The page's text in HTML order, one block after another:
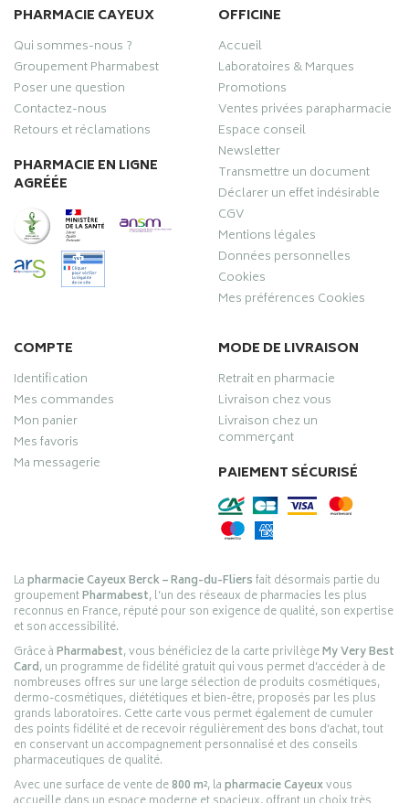
PHARMACIE CAYEUX
Qui sommes-nous ?
Groupement Pharmabest
Poser une question
Contactez-nous
Retours et réclamations
PHARMACIE EN LIGNE
AGRÉÉE
OFFICINE
Accueil
Laboratoires & Marques
Promotions
Ventes privées parapharmacie
Espace conseil
Newsletter
Transmettre un document
Déclarer un effet indésirable
CGV
Mentions légales
Données personnelles
Cookies
Mes préférences Cookies
COMPTE
Identification
Mes commandes
Mon panier
Mes favoris
Ma messagerie
MODE DE LIVRAISON
Retrait en pharmacie
Livraison chez vous
Livraison chez un
commerçant
PAIEMENT SÉCURISÉ
Lapharmacie Cayeux Berck – Rang-du-Fliersfait désormais partie du
groupementPharmabest, l’un des réseaux de pharmacies les plus
reconnus en France, réputé pour son exigence de qualité, son expertise
et son accessibilité.
Grâce àPharmabest, vous bénéficiez de la carte privilègeMy Very Best
Card, un programme de fidélité gratuit qui vous permet d’accéder à de
nombreuses offres sur une large sélection de produits cosmétiques,
dermo-cosmétiques, diététiques et bien-être, proposés par les plus
grands laboratoires. Cette carte vous permet également de cumuler
des points fidélité et de recevoir régulièrement des bons d’achat, tout
en conservant un accompagnement personnalisé et des conseils
pharmaceutiques de qualité.
Avec une surface de vente de800 m², lapharmacie Cayeuxvous